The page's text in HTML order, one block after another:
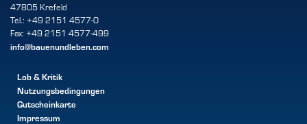
47805 Krefeld
Tel.: +49 2151 4577-0
Fax: +49 2151 4577-499
info@bauenundleben.com
Lob & Kritik
Nutzungsbedingungen
Gutscheinkarte
Impressum